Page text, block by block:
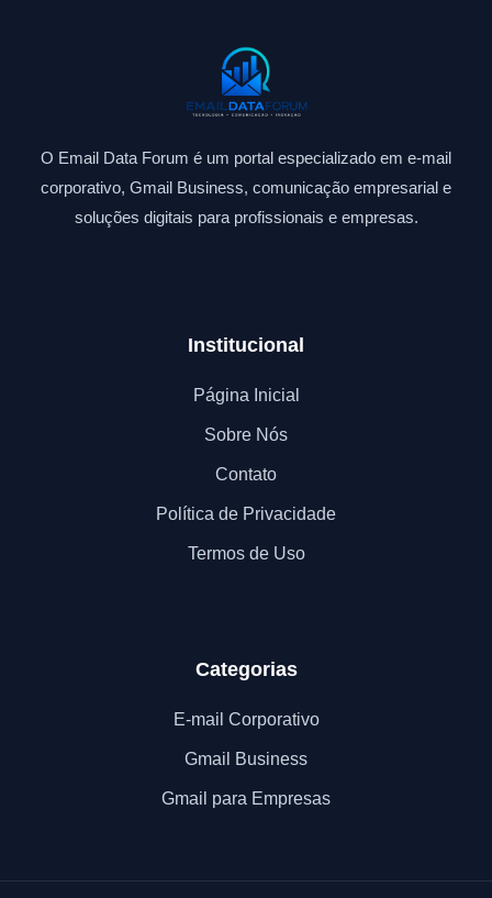
O Email Data Forum é um portal especializado em e-mail
corporativo, Gmail Business, comunicação empresarial e
soluções digitais para profissionais e empresas.
Institucional
Página Inicial
Sobre Nós
Contato
Política de Privacidade
Termos de Uso
Categorias
E-mail Corporativo
Gmail Business
Gmail para Empresas